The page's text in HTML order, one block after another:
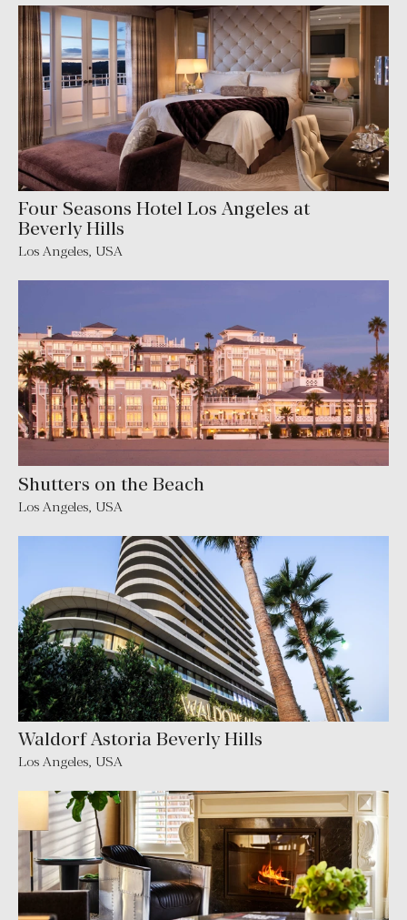
Four Seasons Hotel Los Angeles at
Beverly Hills
Los Angeles, USA
Shutters on the Beach
Los Angeles, USA
Waldorf Astoria Beverly Hills
Los Angeles, USA